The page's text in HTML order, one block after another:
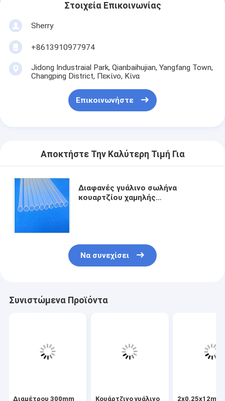
Στοιχεία Επικοινωνίας
Sherry
+8613910977974
Jidong Industraial Park, Qianbaihujian, Yangfang Town,
Changping District, Πεκίνο, Κίνα
Επικοινωνήστε
Αποκτήστε Την Καλύτερη Τιμή Για
Διαφανές γυάλινο σωλήνα
κουαρτζίου χαμηλής
Να συνεχίσει
Συνιστώμενα Προϊόντα
Διαμέτρου 300mm Κουάρτζινο γυάλινο 2x0.25x12mm